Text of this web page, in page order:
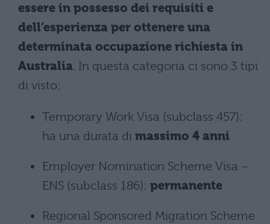
essere in possesso dei requisiti e
dell’esperienza per ottenere una
determinata occupazione richiesta in
Australia. In questa categoria ci sono 3 tipi
di visto:
Temporary Work Visa (subclass 457):
ha una durata di massimo 4 anni
Employer Nomination Scheme Visa –
ENS (subclass 186): permanente
Regional Sponsored Migration Scheme